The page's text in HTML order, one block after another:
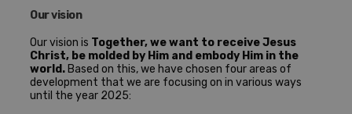
Our vision
Our vision is Together, we want to receive Jesus
Christ, be molded by Him and embody Him in the
world. Based on this, we have chosen four areas of
development that we are focusing on in various ways
until the year 2025: